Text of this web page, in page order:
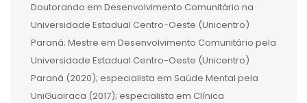
Doutorando em Desenvolvimento Comunitário na
Universidade Estadual Centro-Oeste (Unicentro)
Paraná; Mestre em Desenvolvimento Comunitário pela
Universidade Estadual Centro-Oeste (Unicentro)
Paraná (2020); especialista em Saúde Mental pela
UniGuairaca (2017); especialista em Clínica